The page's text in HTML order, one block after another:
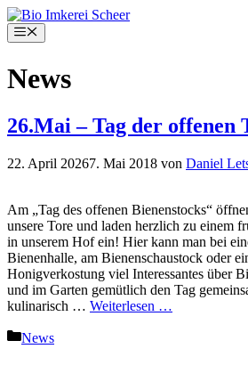
Zum
Inhalt
springen
Menü
News
26.Mai – Tag der offenen
22. April 20267. Mai 2018 von Daniel
Am „Tag des offenen Bienenstocks“
unsere Tore und laden herzlich zu einem
in unserem Hof ein! Hier kann man bei
Bienenhalle, am Bienenschaustock oder
Honigverkostung viel Interessantes über
und im Garten gemütlich den Tag
kulinarisch … Weiterlesen …
Kategorien
News